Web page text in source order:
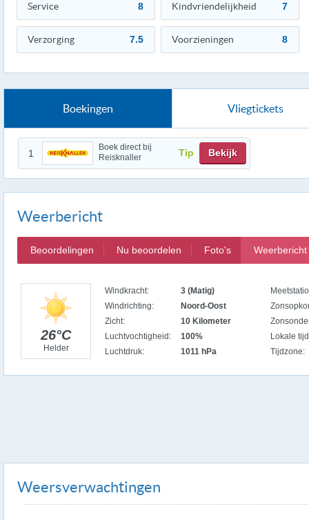
Service 8 Kindvriendelijkheid 7
Verzorging 7.5 Voorzieningen 8
Boekingen Vliegtickets
1
Boek direct bij
Reisknaller
Tip Bekijk
Weerbericht
Beoordelingen Nu beoordelen Foto's Weerbericht
26°C
Helder
Windkracht:
Windrichting:
Zicht:
Luchtvochtigheid:
Luchtdruk:
3 (Matig)
Noord-Oost
10 Kilometer
100%
1011 hPa
Lokale
Tijdzone:
Weersverwachtingen